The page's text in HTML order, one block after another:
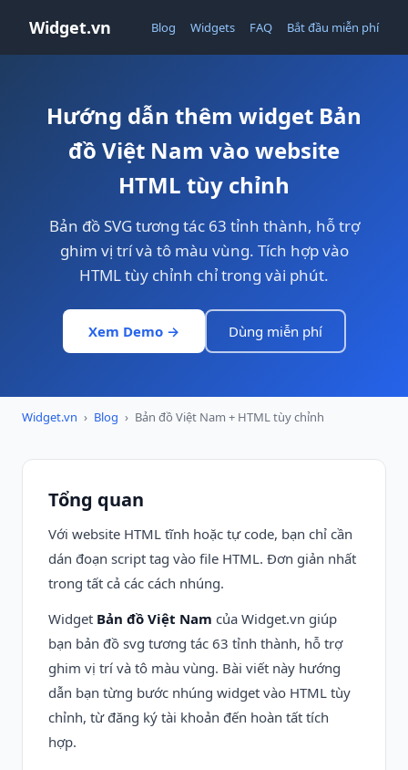
Widget.vn Blog Widgets FAQ Bắt đầu miễn phí
Hướng dẫn thêm widget Bản
đồ Việt Nam vào website
HTML tùy chỉnh
Bản đồ SVG tương tác 63 tỉnh thành, hỗ trợ
ghim vị trí và tô màu vùng. Tích hợp vào
HTML tùy chỉnh chỉ trong vài phút.
Xem Demo → Dùng miễn phí
Widget.vn › Blog › Bản đồ Việt Nam + HTML tùy chỉnh
Tổng quan
Với website HTML tĩnh hoặc tự code, bạn chỉ cần
dán đoạn script tag vào file HTML. Đơn giản nhất
trong tất cả các cách nhúng.
Widget Bản đồ Việt Nam của Widget.vn giúp
bạn bản đồ svg tương tác 63 tỉnh thành, hỗ trợ
ghim vị trí và tô màu vùng. Bài viết này hướng
dẫn bạn từng bước nhúng widget vào HTML tùy
chỉnh, từ đăng ký tài khoản đến hoàn tất tích
hợp.